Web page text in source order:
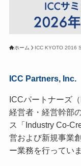
ホーム ICC KYOTO 2016
ICC Partners, Inc.
ICCパートナーズ
経営者・経営幹部
ス「Industry Co-
営および新規事業
ー業務を行っていま